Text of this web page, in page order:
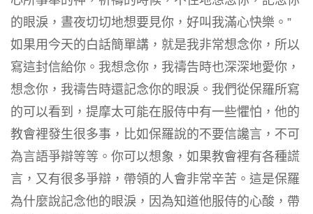
的眼淚，晝夜切切地想要見你，好叫我滿心快樂。”
如果用今天的白話簡單講，就是我非常想念你，所以
寫這封信給你。我想念你，我禱告時也深深地愛你，
想念你，我禱告時還記念你的眼淚。我們從保羅所寫
的可以看到，提摩太可能在服侍中有一些懼怕，他的
教會裡發生很多事，比如保羅說的不要信讒言，不可
為言語爭辯等等。你可以想象，如果教會裡有各種謊
言，又有很多爭辯，帶領的人會非常辛苦。這是保羅
為什麼說記念他的眼淚，因為知道他服侍的心酸，帶